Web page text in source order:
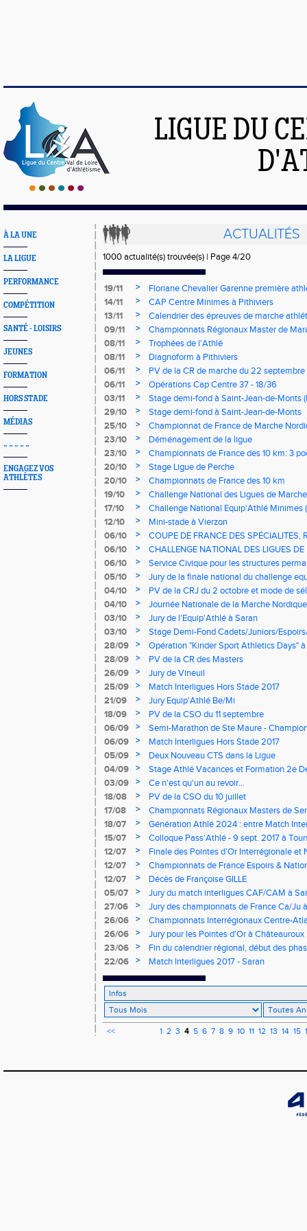
LIGUE DU
À LA UNE
LA LIGUE
PERFORMANCE
COMPÉTITION
SANTÉ - LOISIRS
JEUNES
FORMATION
HORS STADE
MÉDIAS
~ ~ ~ ~ ~
ENGAGEZ VOS
ATHLÈTES
ACTUALITÉS
1000 actualité(s) trouvée(s) | Page 4/20
19/11 >
Floriane Chevalier Garenne première
pour les Europe de cross!
14/11 >
CAP Centre Minimes à Pithiviers
13/11
>
Calendrier des épreuves de marche
09/11
>
Championnats Régionaux Master de
08/11
>
Trophées de l'Athlé
08/11
>
Diagnoform à Pithiviers
06/11
>
PV de la CR de marche du 22 septembre
06/11
>
Opérations Cap Centre 37 - 18/36
03/11
>
Stage demi-fond à Saint-Jean-de-Monts
29/10
>
Stage demi-fond à Saint-Jean-de-Monts
25/10
>
Championnat de France de Marche
présents à Fontenay-sur-Eure!
23/10 >
Déménagement de la ligue
23/10
>
Championnats de France des 10 km: 3
Centre-Val de Loire!
20/10 >
Stage Ligue de Perche
20/10
>
Championnats de France des 10 km
19/10
>
Challenge National des Ligues de
17/10
>
Challenge National Equip'Athlé Minimes
12/10
>
Mini-stade à Vierzon
06/10
>
COUPE DE FRANCE DES SPÉCIALITES,
06/10
>
CHALLENGE NATIONAL DES LIGUES
06/10
>
Service Civique pour les structures
ligue
05/10 >
Jury de la finale national du challenge
04/10
>
PV de la CRJ du 2 octobre et mode de
championnats régionaux jeunes
04/10 >
Journée Nationale de la Marche
03/10
>
Jury de l'Equip'Athlé à Saran
03/10
>
Stage Demi-Fond Cadets/Juniors/
28/09
>
Opération "Kinder Sport Athletics Days"
28/09
>
PV de la CR des Masters
26/09
>
Jury de Vineuil
25/09
>
Match Interligues Hors Stade 2017
21/09
>
Jury Equip'Athlé Be/Mi
18/09
>
PV de la CSO du 11 septembre
06/09
>
Semi-Marathon de Ste Maure -
06/09
>
Match Interligues Hors Stade 2017
05/09
>
Deux Nouveau CTS dans la Ligue
04/09
>
Stage Athlé Vacances et Formation 2e
03/09
>
Ce n'est qu'un au revoir...
18/08
>
PV de la CSO du 10 juillet
17/08
>
Championnats Régionaux Masters de
18/07
>
Génération Athlé 2024 : entre Match
15/07
>
Colloque Pass'Athlé - 9 sept. 2017 à
12/07
>
Finale des Pointes d’Or Interrégionale
Angoulême
12/07 >
Championnats de France Espoirs &
Centre-Val de Loire
12/07 >
Décès de Françoise GILLE
05/07
>
Jury du match interligues CAF/CAM à
27/06
>
Jury des championnats de France Ca/Ju
26/06
>
Championnats Interrégionaux Centre-
26/06
>
Jury pour les Pointes d'Or à Châteauroux
23/06
>
Fin du calendrier régional, début des
22/06
> Match Interligues 2017 - Saran
<< 1 2 3 4 5 6 7 8 9 10 11 12 13 14 15